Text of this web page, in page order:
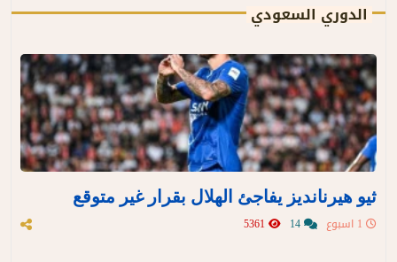
الدوري السعودي
ثيو هيرنانديز يفاجئ الهلال بقرار غير متوقع